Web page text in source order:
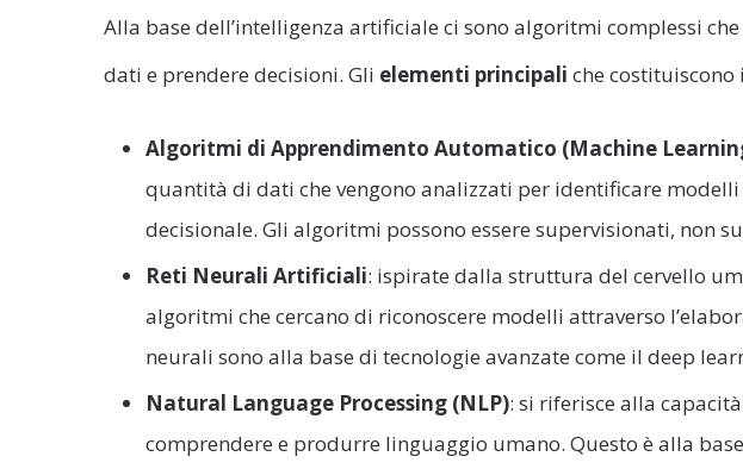
Alla base dell’intelligenza artificiale ci sono algoritmi complessi
dati e prendere decisioni. Gli elementi principali che costituiscono
Algoritmi di Apprendimento Automatico (Machine
quantità di dati che vengono analizzati per identificare
decisionale. Gli algoritmi possono essere supervisionati, non
Reti Neurali Artificiali: ispirate dalla struttura del cervello
algoritmi che cercano di riconoscere modelli attraverso
neurali sono alla base di tecnologie avanzate come il deep
Natural Language Processing (NLP): si riferisce alla
comprendere e produrre linguaggio umano. Questo è alla